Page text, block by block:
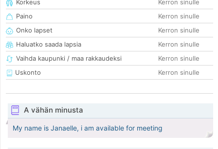
Korkeus
Kerron sinulle
Paino
Kerron sinulle
Onko lapset
Kerron sinulle
Haluatko saada lapsia
Kerron sinulle
Vaihda kaupunki / maa rakkaudeksi
Kerron sinulle
Uskonto
Kerron sinulle
A vähän minusta
My name is Janaelle, i am available for meeting